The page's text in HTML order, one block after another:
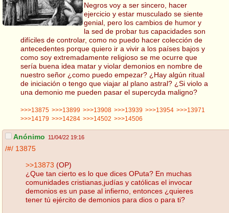
Negros voy a ser sincero, hacer
ejercicio y estar musculado se siente
genial, pero los cambios de humor y
la sed de probar tus capacidades son
difíciles de controlar, como no puedo hacer colección de
antecedentes porque quiero ir a vivir a los países bajos y
como soy extremadamente religioso se me ocurre que
sería buena idea matar y violar demonios en nombre de
nuestro señor ¿como puedo empezar? ¿Hay algún ritual
de iniciación o tengo que viajar al plano astral? ¿Si violo a
una demonio me pueden pasar el supercyda maligno?
>>>13875 >>>13899 >>>13908 >>>13939 >>>13954 >>>13971
>>>14179 >>>14284 >>>14502 >>>14506
Anónimo 11/04/22 19:16
/#/ 13875
>>13873 (OP)
¿Que tan cierto es lo que dices OPuta? En muchas
comunidades cristianas,judías y católicas el invocar
demonios es un pase al infierno, entonces ¿quieres
tener tú ejército de demonios para dios o para ti?